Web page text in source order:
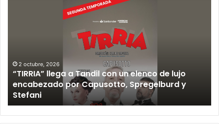
2 octubre, 2026
“TIRRIA” llega a Tandil con un elenco de lujo
encabezado por Capusotto, Spregelburd y
Stefani